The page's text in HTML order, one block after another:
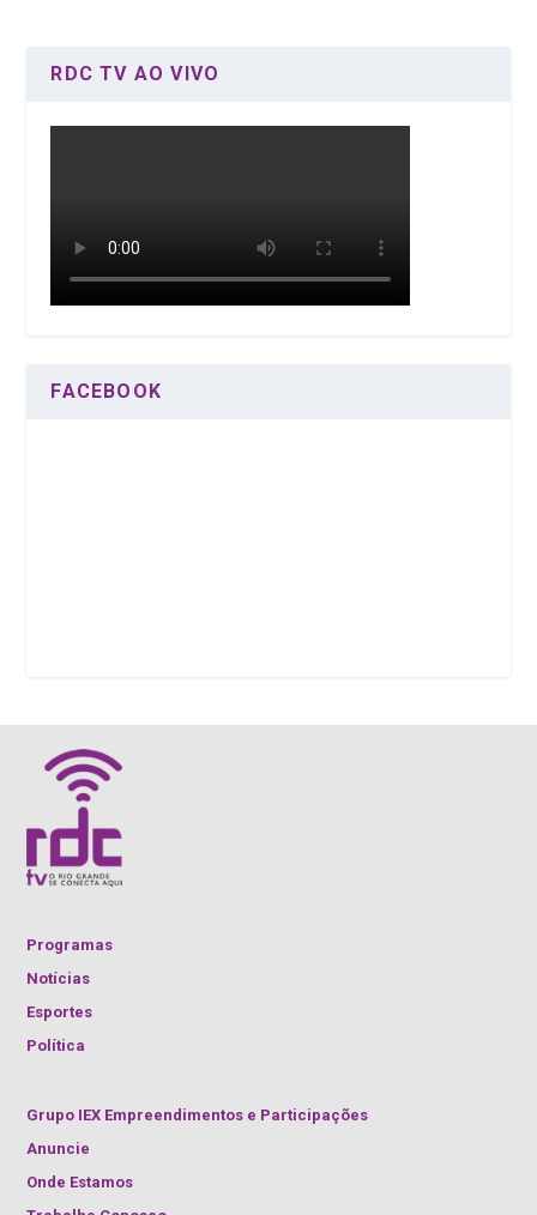
RDC TV AO VIVO
FACEBOOK
Programas
Notícias
Esportes
Política
Grupo IEX Empreendimentos e Participações
Anuncie
Onde Estamos